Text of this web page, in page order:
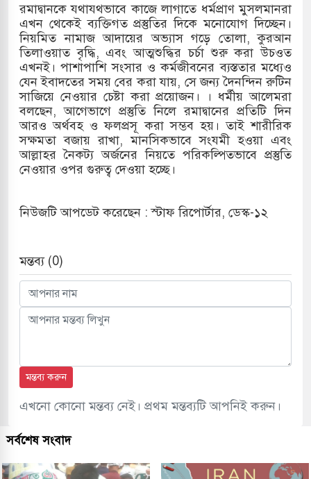
স্মৃতি জাদুঘরের উদ্বোধন প্রধানমন্ত্রীর
ইয়েমেন উপকূলে হামলার শিকার ভারতীয় জাহাজ
পর্যালোচনায় পোশাক রপ্তানিতে দ্বিতীয় স্থানে বাংলাদেশ
জুলাই গণঅভ্যুত্থান দিবস
কুতুবদিয়া শিপিং চ্যানেলে জালের জড়ালে মারাত্মক
রুশ নাগরিকদের মারামারি: নিহত ১
রমাদ্বানকে যথাযথভাবে কাজে লাগাতে ধর্মপ্রাণ মুসলমানরা
এখন থেকেই ব্যক্তিগত প্রস্তুতির দিকে মনোযোগ দিচ্ছেন।
নিয়মিত নামাজ আদায়ের অভ্যাস গড়ে তোলা, কুরআন
তিলাওয়াত বৃদ্ধি, এবং আত্মশুদ্ধির চর্চা শুরু করা উচওত
এখনই। পাশাপাশি সংসার ও কর্মজীবনের ব্যস্ততার মধ্যেও
যেন ইবাদতের সময় বের করা যায়, সে জন্য দৈনন্দিন রুটিন
সাজিয়ে নেওয়ার চেষ্টা করা প্রয়োজন। । ধর্মীয় আলেমরা
বলছেন, আগেভাগে প্রস্তুতি নিলে রমাদ্বানের প্রতিটি দিন
আরও অর্থবহ ও ফলপ্রসূ করা সম্ভব হয়। তাই শারীরিক
সক্ষমতা বজায় রাখা, মানসিকভাবে সংযমী হওয়া এবং
আল্লাহর নৈকট্য অর্জনের নিয়তে পরিকল্পিতভাবে প্রস্তুতি
নেওয়ার ওপর গুরুত্ব দেওয়া হচ্ছে।
নিউজটি আপডেট করেছেন : স্টাফ রিপোর্টার, ডেস্ক-১২
মন্তব্য (0)
মন্তব্য করুন
এখনো কোনো মন্তব্য নেই। প্রথম মন্তব্যটি আপনিই করুন।
সর্বশেষ সংবাদ